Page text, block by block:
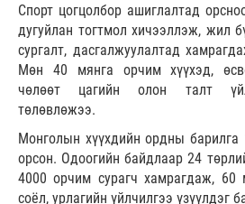
Спорт цогцолбор ашиглалтад
дугуйлан тогтмол хичээллэж, жил
сургалт, дасгалжуулалтад
Мөн 40 мянга орчим хүүхэд,
чөлөөт цагийн олон талт
төлөвлөжээ.
Монголын хүүхдийн ордны
орсон. Одоогийн байдлаар 24
4000 орчим сурагч хамрагдаж, 60
соёл, урлагийн үйлчилгээ үзүүлдэг